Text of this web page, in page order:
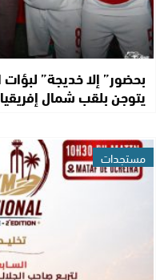
يتوجن بلقب شمال إفريقيا
مستجدات